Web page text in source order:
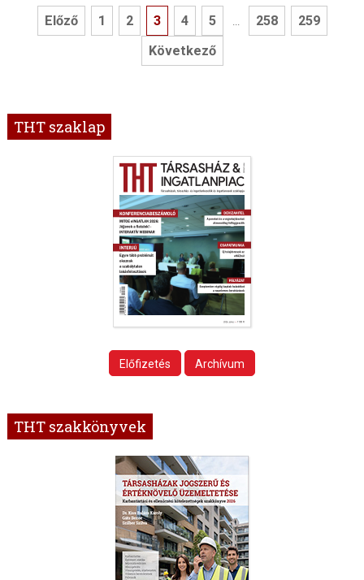
Előző 1 2 3 4 5 ... 258
259
Következő
THT szaklap
Előfizetés Archívum
THT szakkönyvek